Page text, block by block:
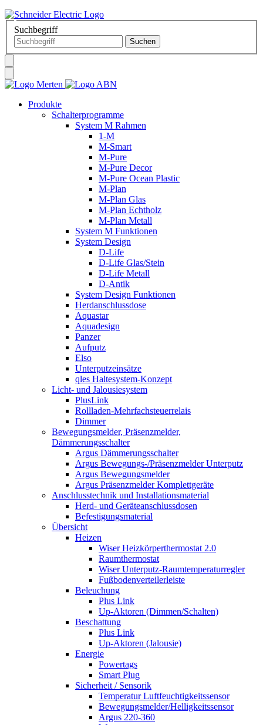
Suchbegriff
Produkte
Schalterprogramme
System M Rahmen
1-M
M-Smart
M-Pure
M-Pure Decor
M-Pure Ocean Plastic
M-Plan
M-Plan Glas
M-Plan Echtholz
M-Plan Metall
System M Funktionen
System Design
D-Life
D-Life Glas/Stein
D-Life Metall
D-Antik
System Design Funktionen
Herdanschlussdose
Aquastar
Aquadesign
Panzer
Aufputz
Elso
Unterputzeinsätze
qles Haltesystem-Konzept
Licht- und Jalousiesystem
PlusLink
Rollladen-Mehrfachsteuerrelais
Dimmer
Bewegungsmelder, Präsenzmelder,
Dämmerungsschalter
Argus Dämmerungsschalter
Argus Bewegungs-/Präsenzmelder Unterputz
Argus Bewegungsmelder
Argus Präsenzmelder Komplettgeräte
Anschlusstechnik und Installationsmaterial
Herd- und Geräteanschlussdosen
Befestigungsmaterial
Übersicht
Heizen
Wiser Heizkörperthermostat 2.0
Raumthermostat
Wiser Unterputz-Raumtemperaturregler
Fußbodenverteilerleiste
Beleuchung
Plus Link
Up-Aktoren (Dimmen/Schalten)
Beschattung
Plus Link
Up-Aktoren (Jalousie)
Energie
Powertags
Smart Plug
Sicherheit / Sensorik
Temperatur Luftfeuchtigkeitssensor
Bewegungsmelder/Helligkeitssensor
Argus 220-360